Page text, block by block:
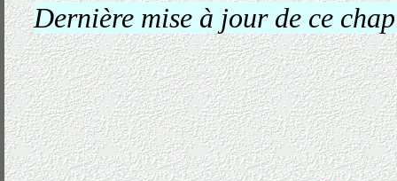
Dernière mise à jour de ce